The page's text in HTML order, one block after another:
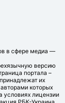
в сфере медиа —
версию
портала –
их
которых
лицензии